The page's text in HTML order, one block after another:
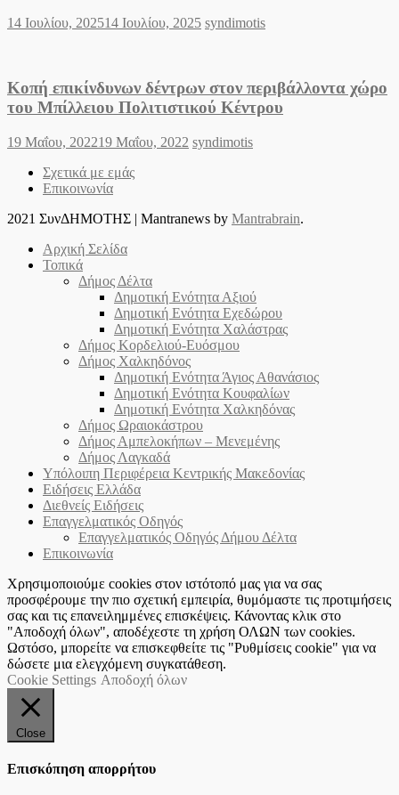
Posted
14 Ιουλίου, 202514 Ιουλίου, 2025 Author
syndimotis
Κοπή επικίνδυνων δέντρων στον περιβάλλοντα χώρο
του Μπίλλειου Πολιτιστικού Κέντρου
Posted
19 Μαΐου, 202219 Μαΐου, 2022 Author
syndimotis
Σχετικά με εμάς
Επικοινωνία
2021 ΣυνΔΗΜΟΤΗΣ | Mantranews by Mantrabrain.
Αρχική Σελίδα
Τοπικά
Δήμος Δέλτα
Δημοτική Ενότητα Αξιού
Δημοτική Ενότητα Εχεδώρου
Δημοτική Ενότητα Χαλάστρας
Δήμος Κορδελιού-Ευόσμου
Δήμος Χαλκηδόνος
Δημοτική Ενότητα Άγιος Αθανάσιος
Δημοτική Ενότητα Κουφαλίων
Δημοτική Ενότητα Χαλκηδόνας
Δήμος Ωραιοκάστρου
Δήμος Αμπελοκήπων – Μενεμένης
Δήμος Λαγκαδά
Υπόλοιπη Περιφέρεια Κεντρικής Μακεδονίας
Ειδήσεις Ελλάδα
Διεθνείς Ειδήσεις
Επαγγελματικός Οδηγός
Επαγγελματικός Οδηγός Δήμου Δέλτα
Επικοινωνία
Χρησιμοποιούμε cookies στον ιστότοπό μας για να σας
προσφέρουμε την πιο σχετική εμπειρία, θυμόμαστε τις προτιμήσεις
σας και τις επανειλημμένες επισκέψεις. Κάνοντας κλικ στο
"Αποδοχή όλων", αποδέχεστε τη χρήση ΟΛΩΝ των cookies.
Ωστόσο, μπορείτε να επισκεφθείτε τις "Ρυθμίσεις cookie" για να
δώσετε μια ελεγχόμενη συγκατάθεση.
Cookie Settings Αποδοχή όλων
Close
Επισκόπηση απορρήτου